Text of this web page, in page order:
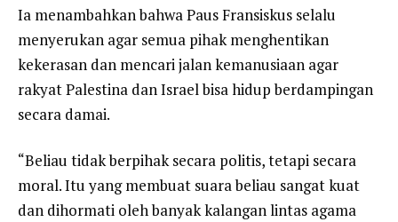
Ia menambahkan bahwa Paus Fransiskus selalu
menyerukan agar semua pihak menghentikan
kekerasan dan mencari jalan kemanusiaan agar
rakyat Palestina dan Israel bisa hidup berdampingan
secara damai.
“Beliau tidak berpihak secara politis, tetapi secara
moral. Itu yang membuat suara beliau sangat kuat
dan dihormati oleh banyak kalangan lintas agama